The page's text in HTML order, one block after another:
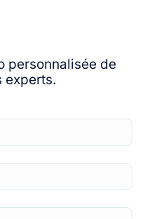
personnalisée de
experts.